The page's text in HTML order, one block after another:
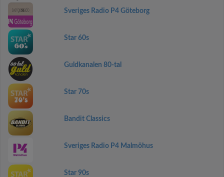
Sveriges Radio P4 Göteborg
Star 60s
Guldkanalen 80-tal
Star 70s
Bandit Classics
Sveriges Radio P4 Malmöhus
Star 90s